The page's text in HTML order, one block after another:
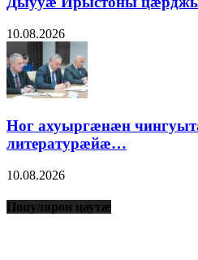
10.08.2026
Ног ахуыргæнæн
литературæйæ…
10.08.2026
Популярон цаутæ